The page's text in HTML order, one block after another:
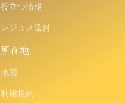
役立つ情報
レジュメ送付
所在地
地図
利用規約